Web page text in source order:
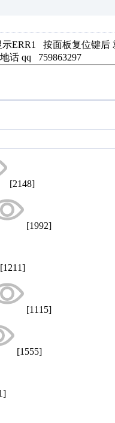
示ERR1 按面板复位键
话 qq 759863297
[2148]
[1992]
[1211]
[1115]
[1555]